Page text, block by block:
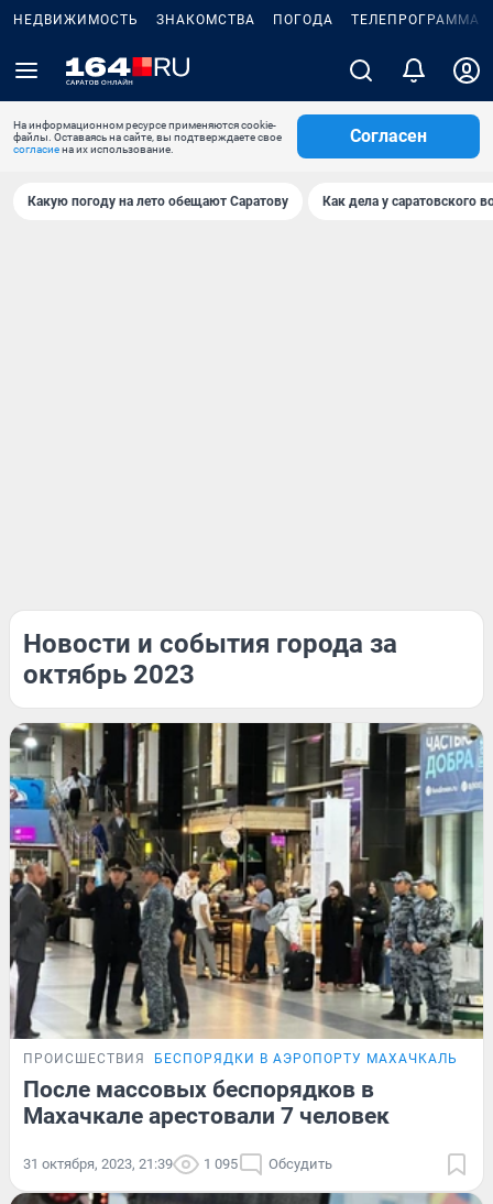
НЕДВИЖИМОСТЬ ЗНАКОМСТВА ПОГОДА ТЕЛЕПРОГРАММА
На информационном ресурсе применяются cookie-
файлы. Оставаясь на сайте, вы подтверждаете свое
согласиена их использование.
Согласен
Какую погоду на лето обещают Саратову Как дела у саратовского
Новости и события города за
октябрь 2023
ПРОИСШЕСТВИЯ БЕСПОРЯДКИ В АЭРОПОРТУ МАХАЧКАЛЫ
После массовых беспорядков в
Махачкале арестовали 7 человек
31 октября, 2023, 21:39 1 095 Обсудить